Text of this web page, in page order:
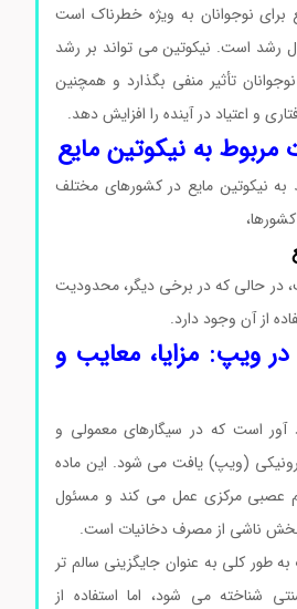
نوجوانان به ویژه خطرناک است
رشد است. نیکوتین می تواند بر رشد
تأثیر منفی بگذارد و همچنین
و اعتیاد در آینده را افزایش دهد.
به نیکوتین مایع
نیکوتین مایع در کشورهای مختلف
حالی که در برخی دیگر، محدودیت
آن وجود دارد.
ویپ: مزایا، معایب و
است که در سیگارهای معمولی و
(ویپ) یافت می شود. این ماده
مرکزی عمل می کند و مسئول
ناشی از مصرف دخانیات است.
کلی به عنوان جایگزینی سالم تر
می شود، اما استفاده از